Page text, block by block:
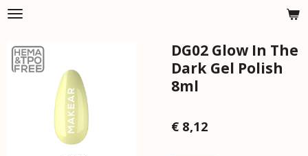
Ga
naar
de
hoofdinhoud
DG02 Glow In The
Dark Gel Polish
8ml
€ 8,12